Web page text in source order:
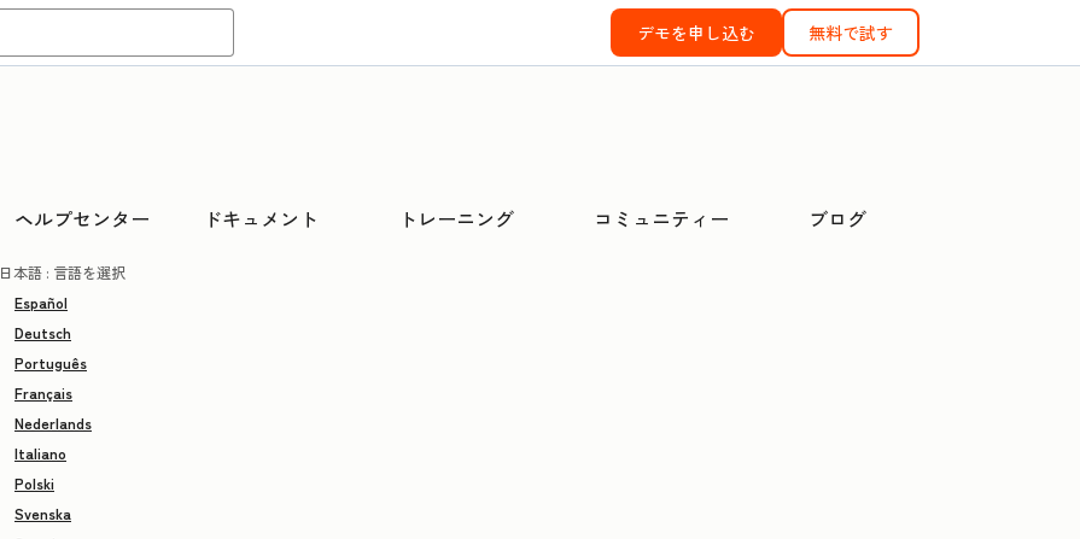
デモを申し込む 無料で試す
ヘルプセンター ドキュメント トレーニング コミュニティー ブログ
日本語 : 言語を選択
Español
Deutsch
Português
Français
Nederlands
Italiano
Polski
Svenska